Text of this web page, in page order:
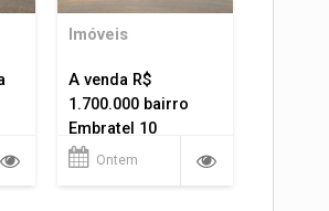
Imóveis
A venda R$
1.700.000 bairro
Embratel 10
apartamentos!
Ontem